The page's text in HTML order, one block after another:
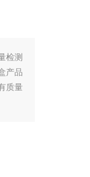
检测
产品
质量